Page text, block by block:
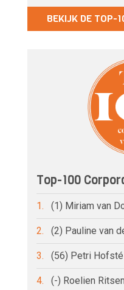
BEKIJK DE TOP-
Top-100
1. (1) Miriam van
2. (2) Pauline van
3. (56) Petri Hofsté
4. (-) Roelien